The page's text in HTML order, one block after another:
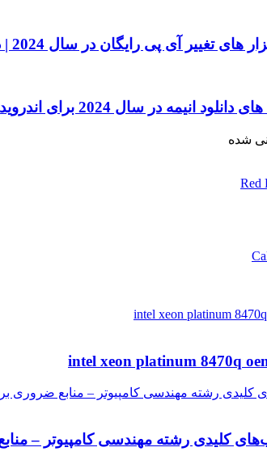
تغییر آی پی رایگان در سال 2024 | دور زدن تحریم ها
انیمه در سال 2024 برای اندروید و آیفون
شده
کلیدی رشته مهندسی کامپیوتر – منابع ضروری
کلیدی رشته مهندسی کامپیوتر –